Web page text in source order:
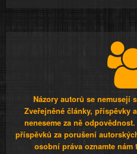
Názory autorů se nemusejí
Zveřejněné články, příspěvky
neneseme za ně
příspěvků za porušení
osobní práva oznamte